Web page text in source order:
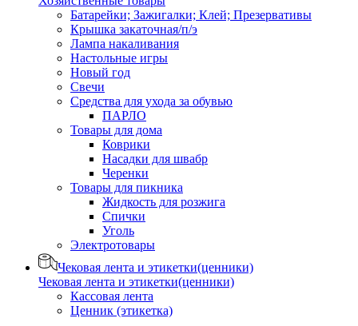
Батарейки; Зажигалки; Клей; Презервативы
Крышка закаточная/п/э
Лампа накаливания
Настольные игры
Новый год
Свечи
Средства для ухода за обувью
ПАРЛО
Товары для дома
Коврики
Насадки для швабр
Черенки
Товары для пикника
Жидкость для розжига
Спички
Уголь
Электротовары
Чековая лента и этикетки(ценники)
Чековая лента и этикетки(ценники)
Кассовая лента
Ценник (этикетка)